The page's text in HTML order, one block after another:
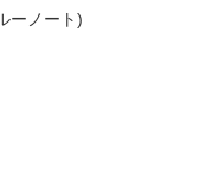
ーノート)